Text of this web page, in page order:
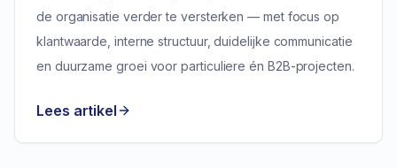
de organisatie verder te versterken — met focus op
klantwaarde, interne structuur, duidelijke communicatie
en duurzame groei voor particuliere én B2B-projecten.
Lees artikel